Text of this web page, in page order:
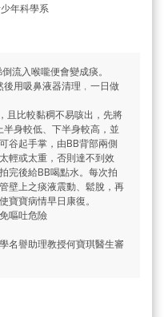
年科學系
流入喉嚨便會變成痰。
用吸鼻液器清理﹐一日做
且比較黏稠不易咳出，先將
身較低、下半身較高，並
谷起手掌，由BB背部兩側
輕或太重，否則達不到效
完後給BB喝點水。每次拍
壁上之痰液震動、鬆脫，再
寶寶病情早日康復。
嘔吐危險
名譽助理教授何寶琪醫生審